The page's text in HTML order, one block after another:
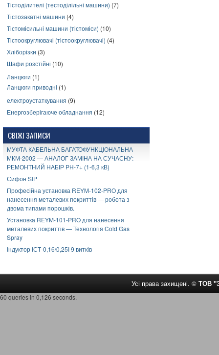
Тістоділителі (тестоділільні машини) (7)
Тістозакатні машини (4)
Тістомісильні машини (тістоміси) (10)
Тістоокруглювачі (тістоокруглювачі) (4)
Хліборізки (3)
Шафи розстійні (10)
Ланцюги (1)
Ланцюги приводні (1)
електроустаткування (9)
Енергозберігаюче обладнання (12)
СВІЖІ ЗАПИСИ
МУФТА КАБЕЛЬНА БАГАТОФУНКЦІОНАЛЬНА
МКМ-2002 — АНАЛОГ ЗАМІНА НА СУЧАСНУ:
РЕМОНТНИЙ НАБІР РН-7+ (1-6,3 кВ)
Сифон SIP
Професійна установка REYM-102-PRO для
нанесення металевих покриттів — робота з
двома типами порошків.
Установка REYM-101-PRO для нанесення
металевих покриттів — Технологія Cold Gas
Spray
Індуктор ІСТ-0,16\0,25І 9 витків
Усі права захищені. © ТОВ
60 queries in 0,126 seconds.